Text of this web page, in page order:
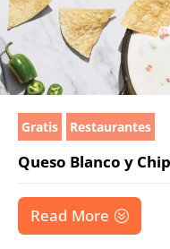
Gratis Restaurantes
Queso Blanco y
Read More